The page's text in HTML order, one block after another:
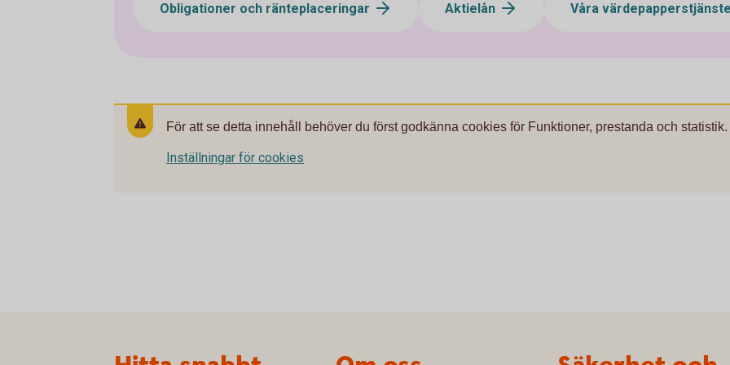
Obligationer och ränteplaceringar Aktielån Våra
För att se detta innehåll behöver du först godkänna cookies för Funktioner, prestanda och statistik.
Inställningar för cookies